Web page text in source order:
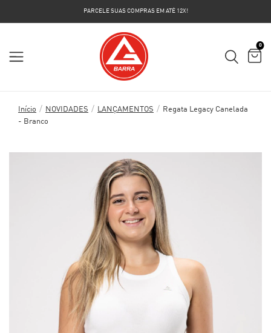
PARCELE SUAS COMPRAS EM ATÉ 12X!
0
Início / NOVIDADES / LANÇAMENTOS /
Regata Legacy Canelada
- Branco